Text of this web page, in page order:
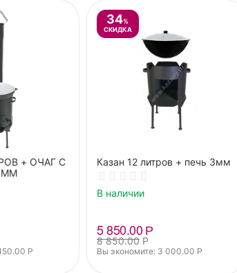
+ ОЧАГ С
Р
34%
СКИДКА
Казан 12 литров + печь 3мм
В наличии
8 850.00 Р
5 850.00Р
Вы экономите: 3 000.00 Р